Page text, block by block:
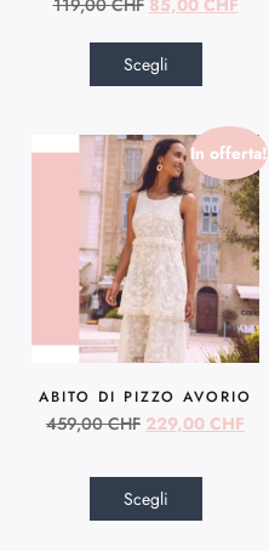
Scegli
In offerta!
ABITO DI PIZZO AVORIO
459,00CHF 229,00 CHF
Scegli